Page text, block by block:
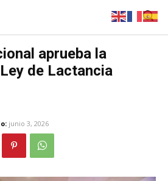
aprueba la
de Lactancia
junio 3, 2026